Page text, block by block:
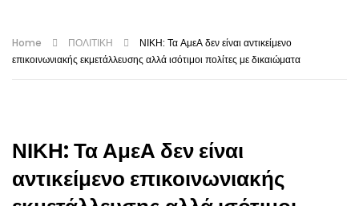
Home ΠΟΛΙΤΙΚΗ
ΝΙΚΗ: Τα ΑμεΑ δεν είναι αντικείμενο
επικοινωνιακής εκμετάλλευσης αλλά ισότιμοι πολίτες με δικαιώματα
ΝΙΚΗ: Τα ΑμεΑ δεν είναι
αντικείμενο επικοινωνιακής